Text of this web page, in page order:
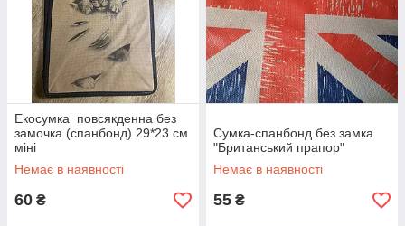
Екосумка повсякденна без
замочка (спанбонд) 29*23 см
міні
Немає в наявності
60 ₴
Сумка-спанбонд без замка
"Британський прапор"
Немає в наявності
55 ₴